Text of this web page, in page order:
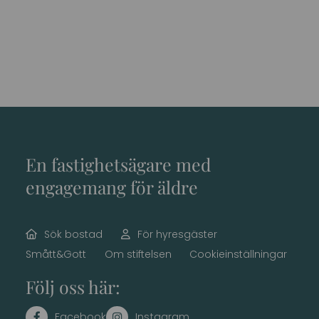
En fastighetsägare med
engagemang för äldre
Sök bostad
För hyresgäster
Smått&Gott
Om stiftelsen Cookieinställningar
Följ oss här: